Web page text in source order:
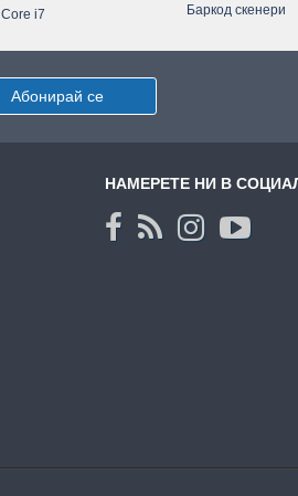
i7
Баркод скенери
Абонирай се
НАМЕРЕТЕ НИ В